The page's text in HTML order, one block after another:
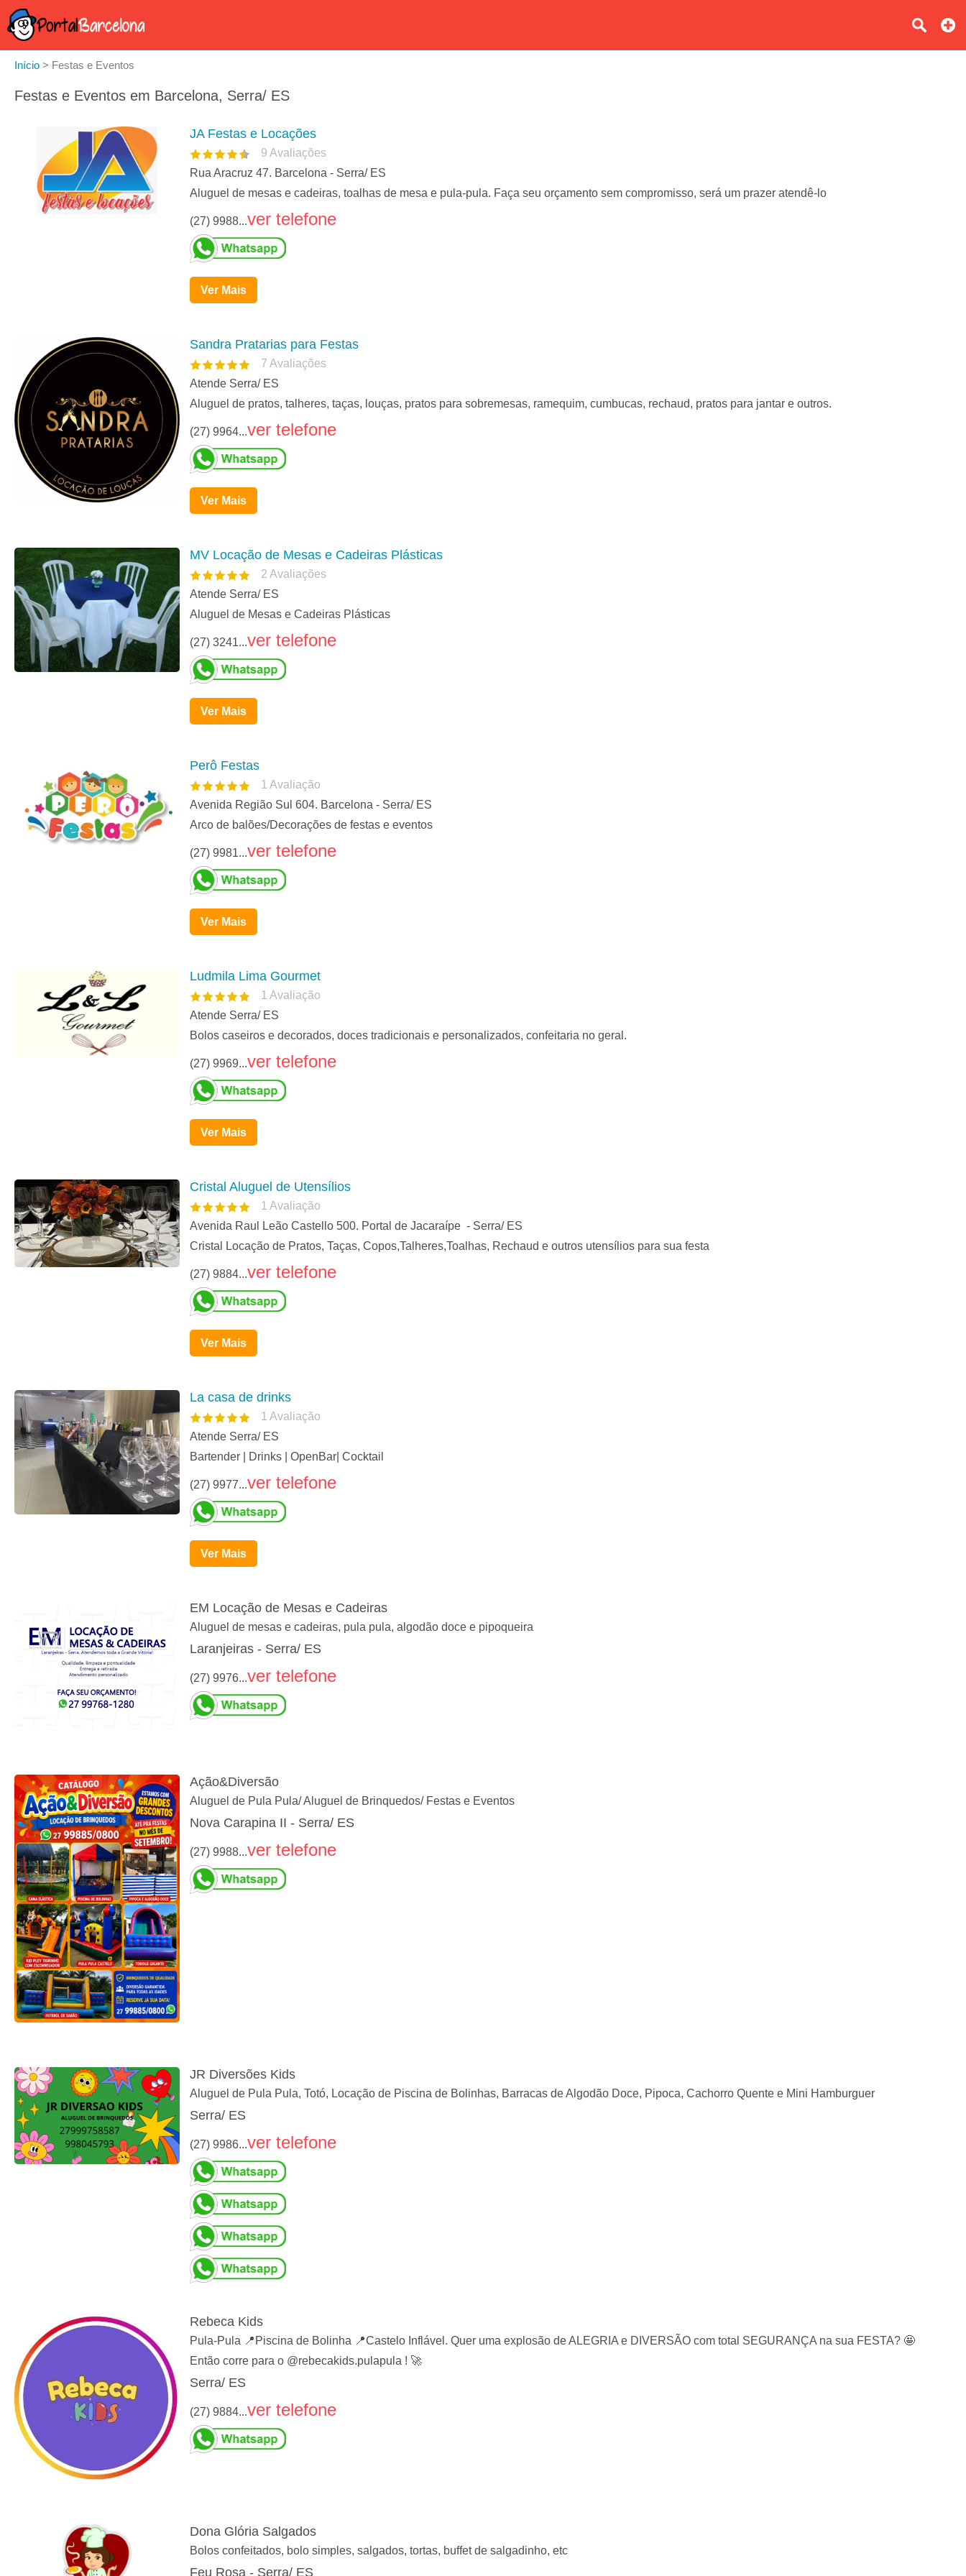
Início > Festas e Eventos
Festas e Eventos em Barcelona, Serra/ ES
JA Festas e Locações
9 Avaliações
Rua Aracruz 47. Barcelona - Serra/ ES
Aluguel de mesas e cadeiras, toalhas de mesa e pula-pula. Faça seu orçamento sem compromisso, será um prazer atendê-lo
(27) 9988...ver telefone
Ver Mais
Sandra Pratarias para Festas
7 Avaliações
Atende Serra/ ES
Aluguel de pratos, talheres, taças, louças, pratos para sobremesas, ramequim, cumbucas, rechaud, pratos para jantar e outros.
(27) 9964...ver telefone
Ver Mais
MV Locação de Mesas e Cadeiras Plásticas
2 Avaliações
Atende Serra/ ES
Aluguel de Mesas e Cadeiras Plásticas
(27) 3241...ver telefone
Ver Mais
Perô Festas
1 Avaliação
Avenida Região Sul 604. Barcelona - Serra/ ES
Arco de balões/Decorações de festas e eventos
(27) 9981...ver telefone
Ver Mais
Ludmila Lima Gourmet
1 Avaliação
Atende Serra/ ES
Bolos caseiros e decorados, doces tradicionais e personalizados, confeitaria no geral.
(27) 9969...ver telefone
Ver Mais
Cristal Aluguel de Utensílios
1 Avaliação
Avenida Raul Leão Castello 500. Portal de Jacaraípe - Serra/ ES
Cristal Locação de Pratos, Taças, Copos,Talheres,Toalhas, Rechaud e outros utensílios para sua festa
(27) 9884...ver telefone
Ver Mais
La casa de drinks
1 Avaliação
Atende Serra/ ES
Bartender | Drinks | OpenBar| Cocktail
(27) 9977...ver telefone
Ver Mais
EM Locação de Mesas e Cadeiras
Aluguel de mesas e cadeiras, pula pula, algodão doce e pipoqueira
Laranjeiras - Serra/ ES
(27) 9976...ver telefone
Ação&Diversão
Aluguel de Pula Pula/ Aluguel de Brinquedos/ Festas e Eventos
Nova Carapina II - Serra/ ES
(27) 9988...ver telefone
JR Diversões Kids
Aluguel de Pula Pula, Totó, Locação de Piscina de Bolinhas, Barracas de Algodão Doce, Pipoca, Cachorro Quente e Mini Hamburguer
Serra/ ES
(27) 9986...ver telefone
Rebeca Kids
Pula-Pula 📍Piscina de Bolinha 📍Castelo Inflável. Quer uma explosão de ALEGRIA e DIVERSÃO com total SEGURANÇA na sua FESTA? 🤩
Então corre para o @rebecakids.pulapula ! 🚀
Serra/ ES
(27) 9884...ver telefone
Dona Glória Salgados
Bolos confeitados, bolo simples, salgados, tortas, buffet de salgadinho, etc
Feu Rosa - Serra/ ES